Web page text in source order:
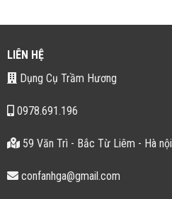
LIÊN HỆ
Dụng Cụ Trầm Hương
0978.691.196
59 Văn Trì - Bắc Từ Liêm - Hà nội
confanhga@gmail.com